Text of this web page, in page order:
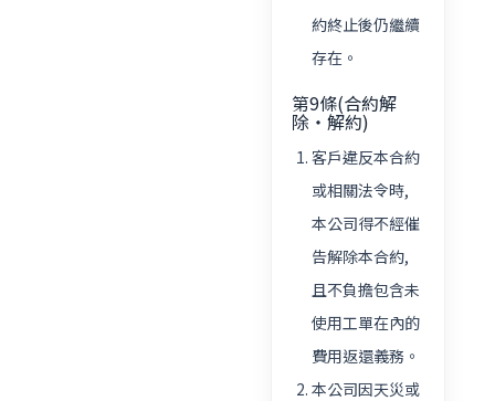
約終止後仍繼續
存在。
第9條(合約解
除・解約)
客戶違反本合約
或相關法令時,
本公司得不經催
告解除本合約,
且不負擔包含未
使用工單在內的
費用返還義務。
本公司因天災或